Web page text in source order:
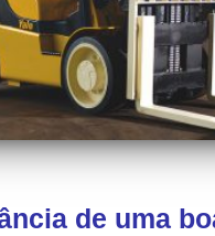
de uma